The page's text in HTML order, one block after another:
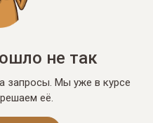
не так
запросы. Мы уже в курсе
её.